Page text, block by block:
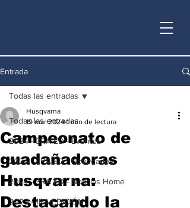
Entrada
Todas las entradas
2024 - 3RA ED - Eventos
2024 - 3RA ED - Novedades
2024 - 3RA ED - Noticias Home
2023 - 1RA EDICIÓN
Todas las entradas
Campeonato de
guadañadoras
Husqvarna:
Destacando la
Husqvarna
19 mar 2024 1 min de lectura